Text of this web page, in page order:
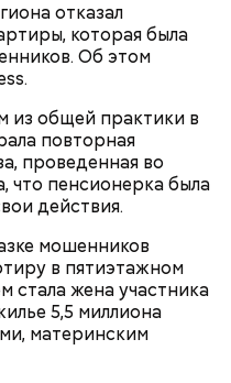
отказал
которая была
Об этом
из общей практики в
повторная
проведенная во
что пенсионерка была
действия.
мошенников
в пятиэтажном
стала жена участника
5,5 миллиона
материнским
в США в
ягоды со сливками.
только малину со
на основе этих
купить в магазине
вместе со своими
слайсами
терке),
в противень.
растительного
помидоры
шеф-повар.